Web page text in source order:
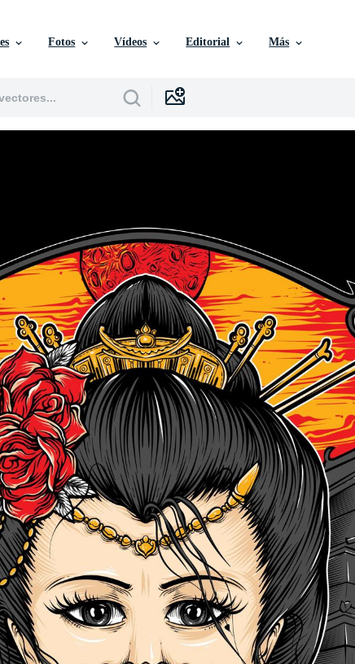
Fotos Vídeos Editorial Más